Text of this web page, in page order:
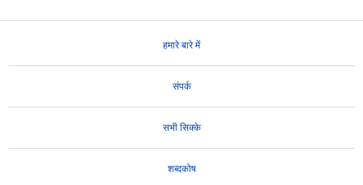
हमारे बारे में
संपर्क
सभी सिक्के
शब्दकोष